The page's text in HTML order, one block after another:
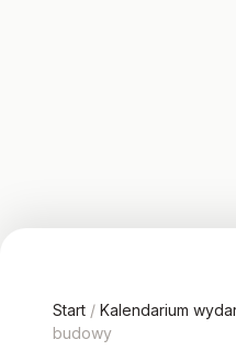
Start / Kalendarium
budowy